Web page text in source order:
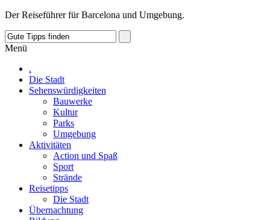
Der Reiseführer für Barcelona und Umgebung.
Menü
.
Die Stadt
Sehenswürdigkeiten
Bauwerke
Kultur
Parks
Umgebung
Aktivitäten
Action und Spaß
Sport
Strände
Reisetipps
Die Stadt
Übernachtung